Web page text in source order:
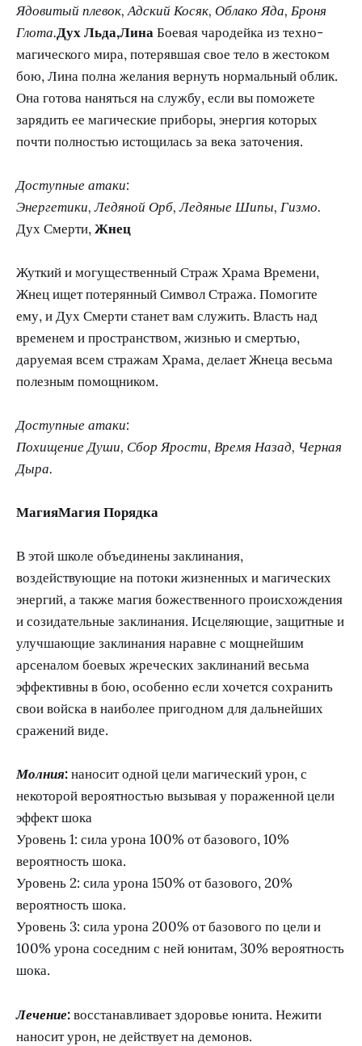
Ядовитый плевок, Адский Косяк, Облако Яда, Броня
Глота.Дух Льда,ЛинаБоевая чародейка из техно-
магического мира, потерявшая свое тело в жестоком
бою, Лина полна желания вернуть нормальный облик.
Она готова наняться на службу, если вы поможете
зарядить ее магические приборы, энергия которых
почти полностью истощилась за века заточения.
Доступные атаки:
Энергетики, Ледяной Орб, Ледяные Шипы, Гизмо.
Дух Смерти,Жнец
Жуткий и могущественный Страж Храма Времени,
Жнец ищет потерянный Символ Стража. Помогите
ему, и Дух Смерти станет вам служить. Власть над
временем и пространством, жизнью и смертью,
даруемая всем стражам Храма, делает Жнеца весьма
полезным помощником.
Доступные атаки:
Похищение Души, Сбор Ярости, Время Назад, Черная
Дыра.
МагияМагия Порядка
В этой школе объединены заклинания,
воздействующие на потоки жизненных и магических
энергий, а также магия божественного происхождения
и созидательные заклинания. Исцеляющие, защитные и
улучшающие заклинания наравне с мощнейшим
арсеналом боевых жреческих заклинаний весьма
эффективны в бою, особенно если хочется сохранить
свои войска в наиболее пригодном для дальнейших
сражений виде.
Молния:наносит одной цели магический урон, с
некоторой вероятностью вызывая у пораженной цели
эффект шока
Уровень 1: сила урона 100% от базового, 10%
вероятность шока.
Уровень 2: сила урона 150% от базового, 20%
вероятность шока.
Уровень 3: сила урона 200% от базового по цели и
100% урона соседним с ней юнитам, 30% вероятность
шока.
Лечение:восстанавливает здоровье юнита. Нежити
наносит урон, не действует на демонов.